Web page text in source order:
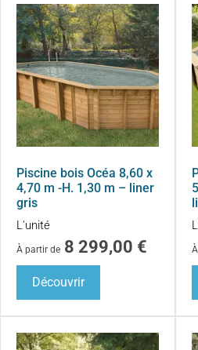
Piscine bois Océa 8,60 x
4,70 m -H. 1,30 m – liner
gris
L'unité
À partir de 8 299,00 €
Découvrir